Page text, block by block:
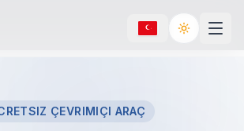
Toggle
ÇEVRIMIÇI ARAÇ